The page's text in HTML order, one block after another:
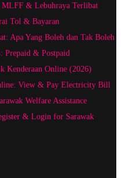
MLFF & Lebuhraya Terlibat
Tol & Bayaran
Apa Yang Boleh dan Tak Boleh
& Postpaid
Kenderaan Online (2026)
View & Pay Electricity Bill
Welfare Assistance
& Login for Sarawak